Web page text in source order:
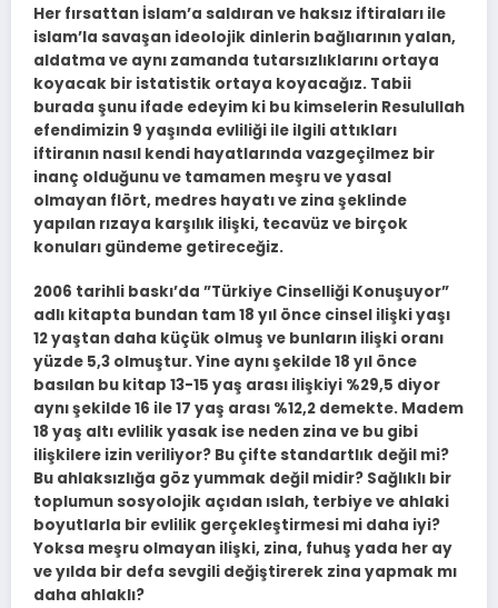
Her fırsattan İslam’a saldıran ve haksız iftiraları ile
islam’la savaşan ideolojik dinlerin bağlıarının yalan,
aldatma ve aynı zamanda tutarsızlıklarını ortaya
koyacak bir istatistik ortaya koyacağız. Tabii
burada şunu ifade edeyim ki bu kimselerin Resulullah
efendimizin 9 yaşında evliliği ile ilgili attıkları
iftiranın nasıl kendi hayatlarında vazgeçilmez bir
inanç olduğunu ve tamamen meşru ve yasal
olmayan flört, medres hayatı ve zina şeklinde
yapılan rızaya karşılık ilişki, tecavüz ve birçok
konuları gündeme getireceğiz.
2006 tarihli baskı’da ”Türkiye Cinselliği Konuşuyor”
adlı kitapta bundan tam 18 yıl önce cinsel ilişki yaşı
12 yaştan daha küçük olmuş ve bunların ilişki oranı
yüzde 5,3 olmuştur. Yine aynı şekilde 18 yıl önce
basılan bu kitap 13-15 yaş arası ilişkiyi %29,5 diyor
aynı şekilde 16 ile 17 yaş arası %12,2 demekte. Madem
18 yaş altı evlilik yasak ise neden zina ve bu gibi
ilişkilere izin veriliyor? Bu çifte standartlık değil mi?
Bu ahlaksızlığa göz yummak değil midir? Sağlıklı bir
toplumun sosyolojik açıdan ıslah, terbiye ve ahlaki
boyutlarla bir evlilik gerçekleştirmesi mi daha iyi?
Yoksa meşru olmayan ilişki, zina, fuhuş yada her ay
ve yılda bir defa sevgili değiştirerek zina yapmak mı
daha ahlaklı?